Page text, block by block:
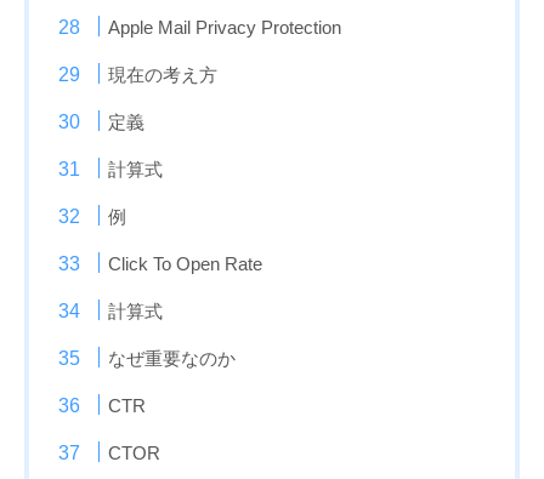
Apple Mail Privacy Protection
現在の考え方
定義
計算式
例
Click To Open Rate
計算式
なぜ重要なのか
CTR
CTOR